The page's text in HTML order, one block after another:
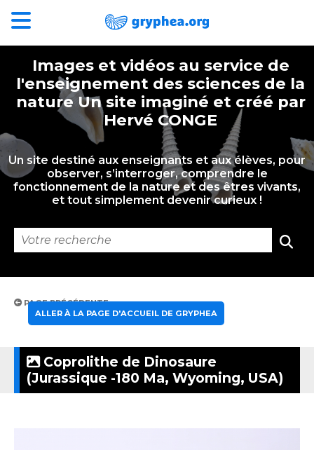
Images et vidéos au service de
l'enseignement des sciences de la
nature Un site imaginé et créé par
Hervé CONGE
Un site destiné aux enseignants et aux élèves, pour
observer, s’interroger, comprendre le
fonctionnement de la nature et des êtres vivants,
et tout simplement devenir curieux !
PAGE PRÉCÉDENTE
ALLER À LA PAGE D'ACCUEIL DE GRYPHEA
Coprolithe de Dinosaure
(Jurassique -180 Ma, Wyoming, USA)